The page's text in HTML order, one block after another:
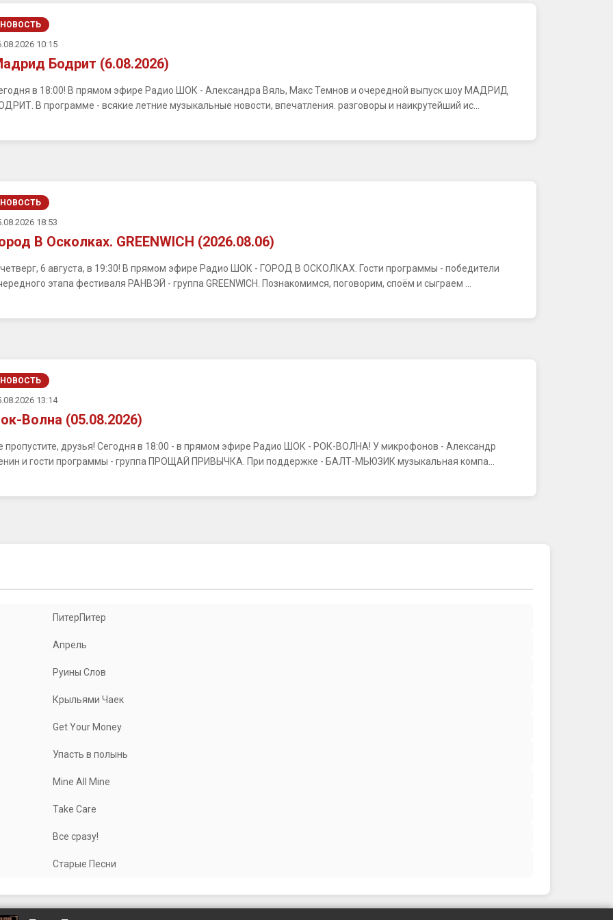
НОВОСТЬ
10:15
Бодрит (6.08.2026)
в 18:00! В прямом эфире Радио ШОК - Александра Вяль, Макс Темнов и очередной выпуск шоу МАДРИД
В программе - всякие летние музыкальные новости, впечатления. разговоры и наикрутейший ис...
НОВОСТЬ
18:53
В Осколках. GREENWICH (2026.08.06)
6 августа, в 19:30! В прямом эфире Радио ШОК - ГОРОД В ОСКОЛКАХ. Гости программы - победители
этапа фестиваля РАНВЭЙ - группа GREENWICH. Познакомимся, поговорим, споём и сыграем ...
НОВОСТЬ
13:14
Волна (05.08.2026)
пропустите, друзья! Сегодня в 18:00 - в прямом эфире Радио ШОК - РОК-ВОЛНА! У микрофонов - Александр
и гости программы - группа ПРОЩАЙ ПРИВЫЧКА. При поддержке - БАЛТ-МЬЮЗИК музыкальная компа...
ПитерПитер
Апрель
Руины Слов
Крыльями Чаек
Get Your Money
Упасть в полынь
Mine All Mine
Take Care
Все сразу!
Старые Песни